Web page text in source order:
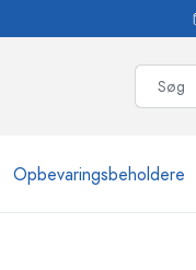
Opbevaringsbeholdere